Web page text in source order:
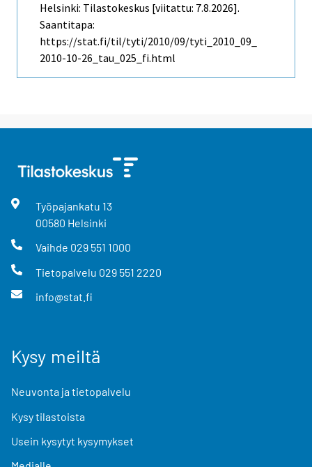
Helsinki: Tilastokeskus [viitattu: 7.8.2026].
Saantitapa:
https://stat.fi/til/tyti/2010/09/tyti_2010_09_
2010-10-26_tau_025_fi.html
Työpajankatu 13
00580 Helsinki
Vaihde 029 551 1000
Tietopalvelu 029 551 2220
info@stat.fi
Kysy meiltä
Neuvonta ja tietopalvelu
Kysy tilastoista
Usein kysytyt kysymykset